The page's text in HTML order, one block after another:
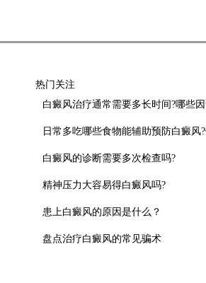
热门关注
白癜风治疗通常需要多长时间?哪些
日常多吃哪些食物能辅助预防白癜风
白癜风的诊断需要多次检查吗?
精神压力大容易得白癜风吗?
患上白癜风的原因是什么？
盘点治疗白癜风的常见骗术